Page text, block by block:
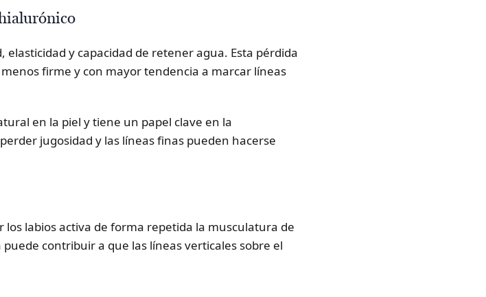
y capacidad de retener agua. Esta pérdida
firme y con mayor tendencia a marcar líneas
en la piel y tiene un papel clave en la
jugosidad y las líneas finas pueden hacerse
labios activa de forma repetida la musculatura de
contribuir a que las líneas verticales sobre el